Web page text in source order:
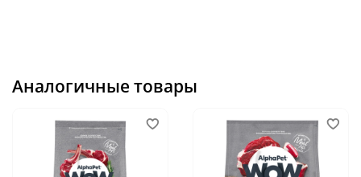
Аналогичные товары